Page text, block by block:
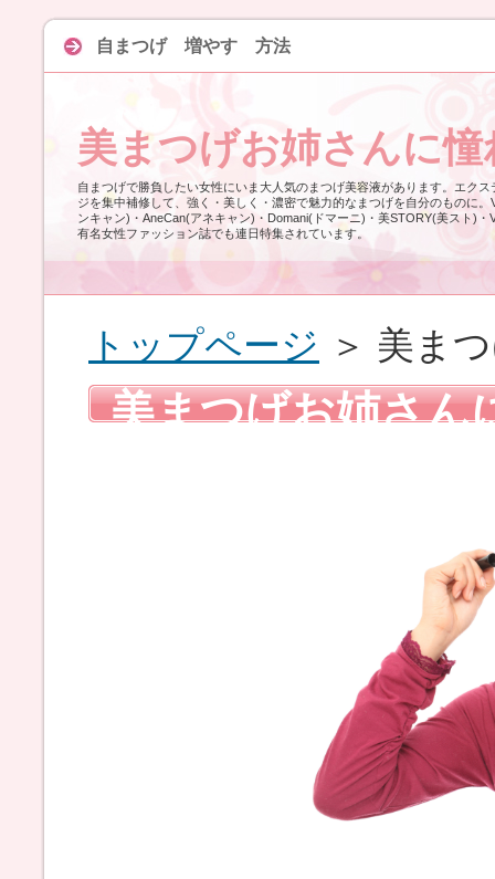
自まつげ 増やす 方法
美まつげお姉さんに憧
自まつげで勝負したい女性にいま大人気のまつげ美容液があります。エク
ジを集中補修して、強く・美しく・濃密で魅力的なまつげを自分のものに
ンキャン)・AneCan(アネキャン)・Domani(ドマーニ)・美STORY(美スト)
有名女性ファッション誌でも連日特集されています。
トップページ ＞ 美ま
美まつげお姉さん